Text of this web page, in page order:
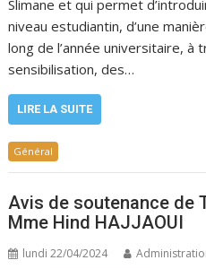
Slimane et qui permet
niveau estudiantin, d’une
long de l’année universitaire,
sensibilisation, des…
LIRE LA SUITE
Général
Avis de soutenance de
Mme Hind HAJJAOUI
lundi 22/04/2024